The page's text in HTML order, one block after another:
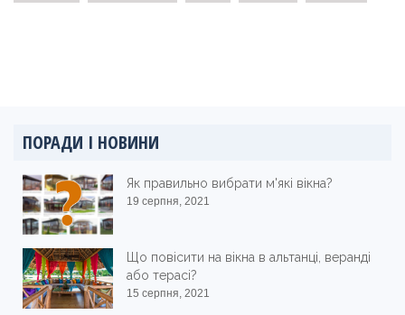
ПОРАДИ І НОВИНИ
Як правильно вибрати м'які вікна?
19 серпня, 2021
Що повісити на вікна в альтанці, веранді
або терасі?
15 серпня, 2021